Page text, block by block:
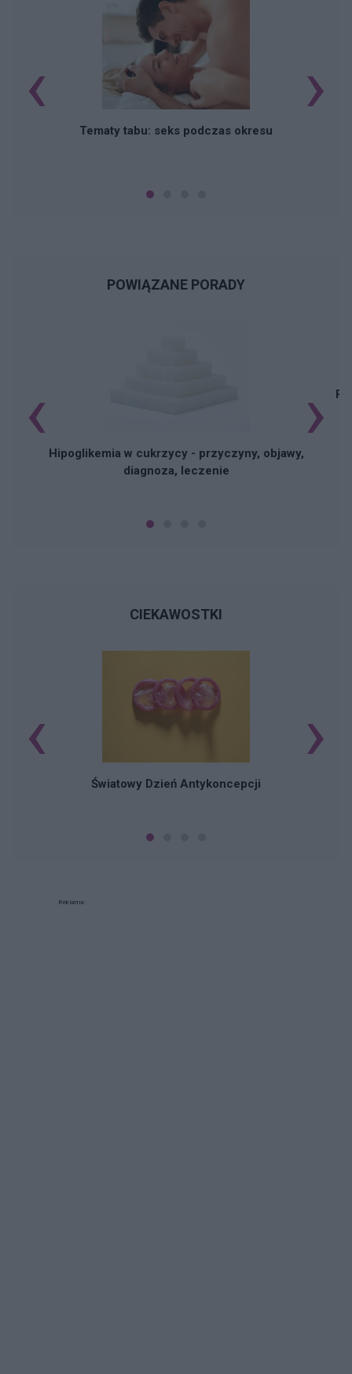
Tematy tabu: seks podczas okresu
‹ ›
POWIĄZANE PORADY
Hipoglikemia w cukrzycy - przyczyny, objawy,
diagnoza, leczenie
‹ ›
CIEKAWOSTKI
Światowy Dzień Antykoncepcji
‹ ›
Reklama: